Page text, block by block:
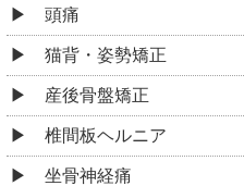
頭痛
猫背・姿勢矯正
産後骨盤矯正
椎間板ヘルニア
坐骨神経痛